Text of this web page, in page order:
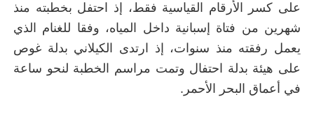
على كسر الأرقام القياسية فقط، إذ احتفل بخطبته منذ
شهرين من فتاة إسبانية داخل المياه، وفقا للغنام الذي
يعمل رفقته منذ سنوات، إذ ارتدى الكيلاني بدلة غوص
على هيئة بدلة احتفال وتمت مراسم الخطبة لنحو ساعة
في أعماق البحر الأحمر.